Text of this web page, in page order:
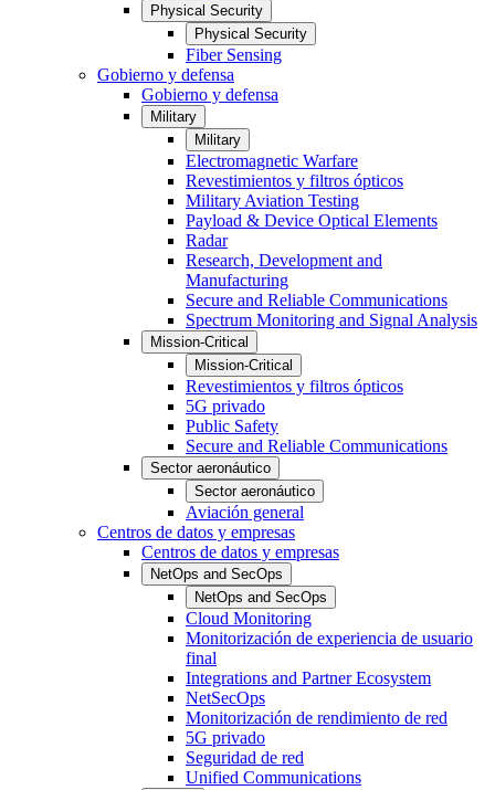
Physical Security
Physical Security
Fiber Sensing
Gobierno y defensa
Gobierno y defensa
Military
Military
Electromagnetic Warfare
Revestimientos y filtros ópticos
Military Aviation Testing
Payload & Device Optical Elements
Radar
Research, Development and
Manufacturing
Secure and Reliable Communications
Spectrum Monitoring and Signal Analysis
Mission-Critical
Mission-Critical
Revestimientos y filtros ópticos
5G privado
Public Safety
Secure and Reliable Communications
Sector aeronáutico
Sector aeronáutico
Aviación general
Centros de datos y empresas
Centros de datos y empresas
NetOps and SecOps
NetOps and SecOps
Cloud Monitoring
Monitorización de experiencia de usuario
final
Integrations and Partner Ecosystem
NetSecOps
Monitorización de rendimiento de red
5G privado
Seguridad de red
Unified Communications